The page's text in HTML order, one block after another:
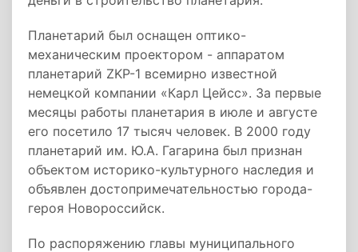
Планетарий был оснащен оптико-
механическим проектором - аппаратом
планетарий ZKP-1 всемирно известной
немецкой компании «Карл Цейсс». За первые
месяцы работы планетария в июле и августе
его посетило 17 тысяч человек. В 2000 году
планетарий им. Ю.А. Гагарина был признан
объектом историко-культурного наследия и
объявлен достопримечательностью города-
героя Новороссийск.
По распоряжению главы муниципального